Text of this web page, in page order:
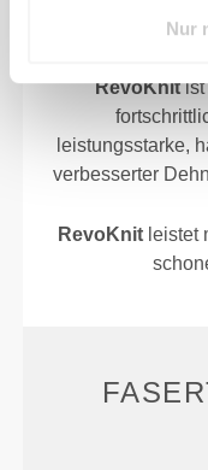
Nur
RevoKnitist
leistungsstarke,
verbesserter
RevoKnitleistet